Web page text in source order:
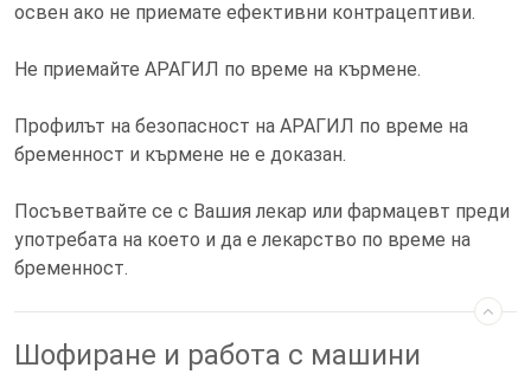
освен ако не приемате ефективни контрацептиви.
Не приемайте АРАГИЛ по време на кърмене.
Профилът на безопасност на АРАГИЛ по време на
бременност и кърмене не е доказан.
Посъветвайте се с Вашия лекар или фармацевт преди
употребата на което и да е лекарство по време на
бременност.
Шофиране и работа с машини